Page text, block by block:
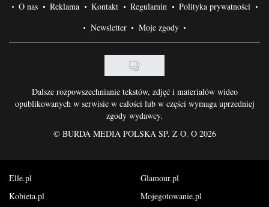
O nas Reklama Kontakt Regulamin
Polityka prywatności
Newsletter
Moje zgody
Dalsze rozpowszechnianie tekstów, zdjęć i materiałów wideo
opublikowanych w serwisie w całości lub w części wymaga uprzedniej
zgody wydawcy.
©BURDA MEDIA POLSKA SP. Z O. O 2026
Elle.pl
Glamour.pl
Kobieta.pl
Mojegotowanie.pl